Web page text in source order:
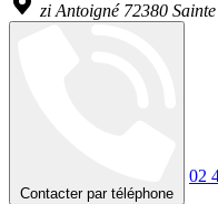
zi Antoigné 72380
Contacter par téléphone
02